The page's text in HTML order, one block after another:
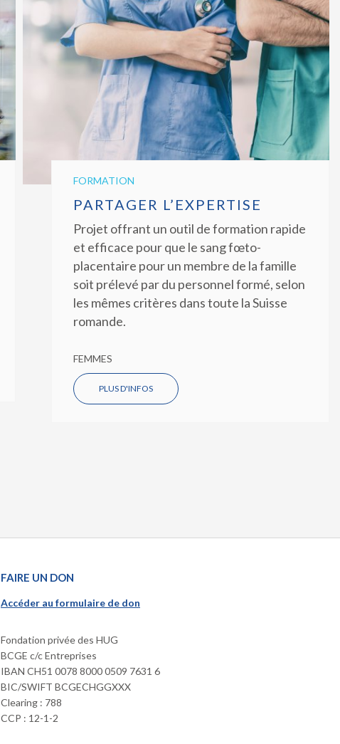
FORMATION
PARTAGER L’EXPERTISE
Projet offrant un outil de formation rapide
et efficace pour que le sang fœto-
placentaire pour un membre de la famille
soit prélevé par du personnel formé, selon
les mêmes critères dans toute la Suisse
romande.
FEMMES
PLUS D'INFOS
FAIRE UN DON
Accéder au formulaire de don
Fondation privée des HUG
BCGE c/c Entreprises
IBAN CH51 0078 8000 0509 7631 6
BIC/SWIFT BCGECHGGXXX
Clearing : 788
CCP : 12-1-2